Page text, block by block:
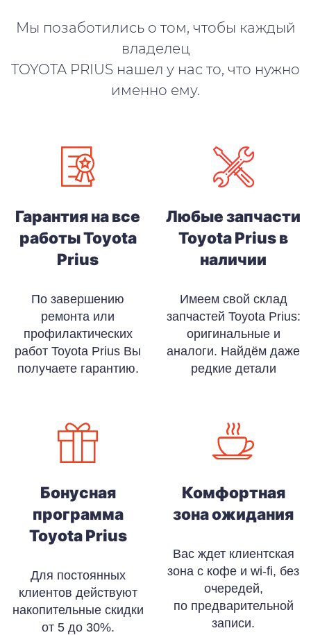
Мы позаботились о том, чтобы каждый
владелец
TOYOTA PRIUS нашел у нас то, что нужно
именно ему.
Гарантия на все
работы Toyota
Prius
По завершению
ремонта или
профилактических
работ Toyota Prius Вы
получаете гарантию.
Бонусная
программа
Toyota Prius
Для постоянных
клиентов действуют
накопительные скидки
от 5 до 30%.
Любые запчасти
Toyota Prius в
наличии
Имеем свой склад
запчастей Toyota Prius:
оригинальные и
аналоги. Найдём даже
редкие детали
Комфортная
зона ожидания
Вас ждет клиентская
зона с кофе и wi-fi, без
очередей,
по предварительной
записи.